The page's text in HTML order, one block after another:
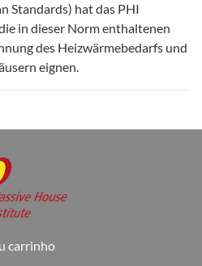
Standards) hat das PHI
in dieser Norm enthaltenen
des Heizwärmebedarfs und
eignen.
carrinho